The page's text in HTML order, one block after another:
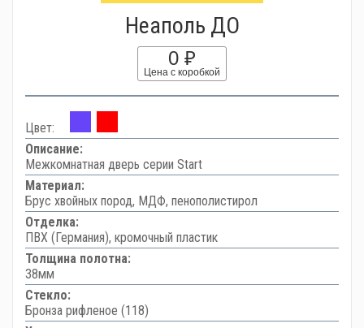
Неаполь ДО
0 ₽
Цена с коробкой
Цвет:
Описание:
Межкомнатная дверь серии Start
Материал:
Брус хвойных пород, МДФ, пенополистирол
Отделка:
ПВХ (Германия), кромочный пластик
Толщина полотна:
38мм
Стекло:
Бронза рифленое (118)